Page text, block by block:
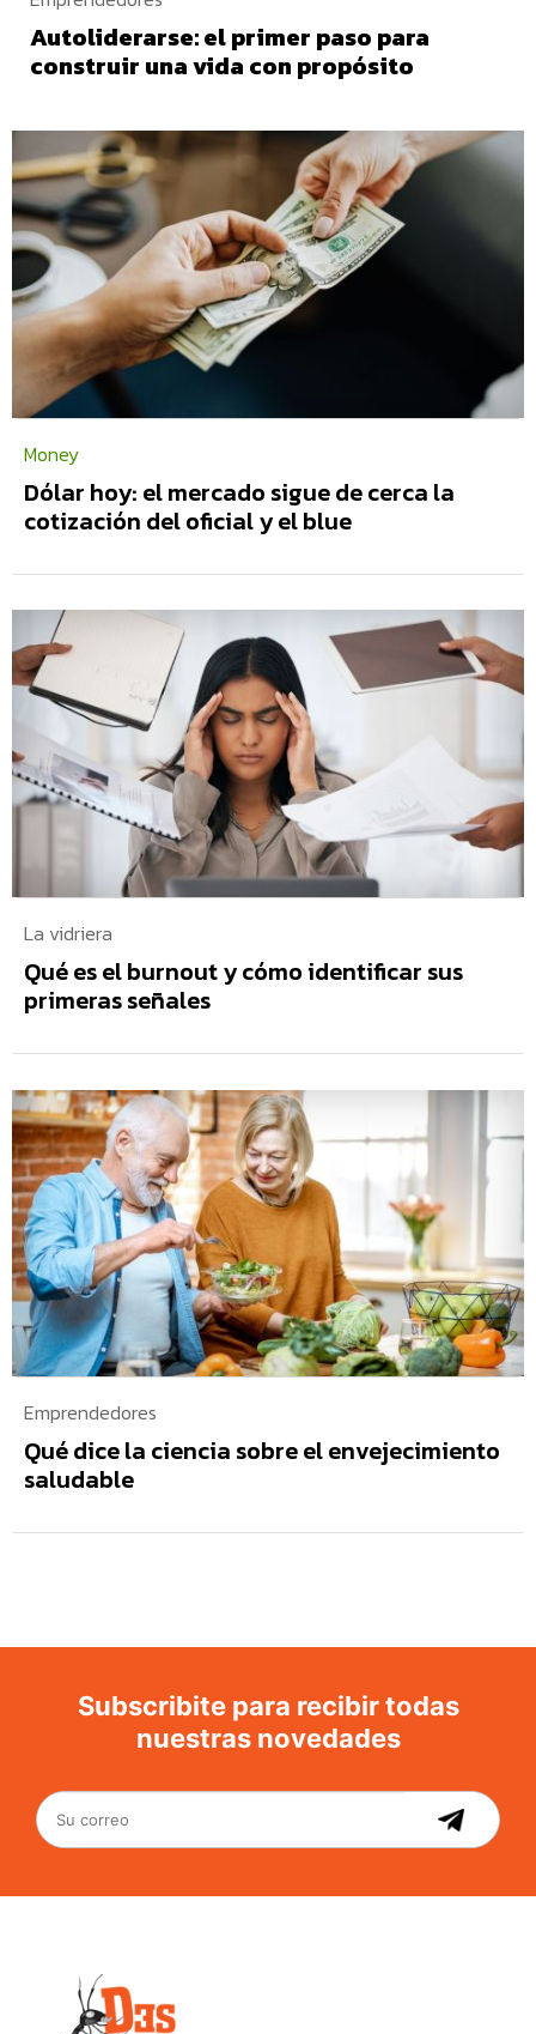
Autoliderarse: el primer paso para
construir una vida con propósito
Money
Dólar hoy: el mercado sigue de cerca la
cotización del oficial y el blue
La vidriera
Qué es el burnout y cómo identificar sus
primeras señales
Emprendedores
Qué dice la ciencia sobre el envejecimiento
saludable
Subscribite para recibir todas
nuestras novedades